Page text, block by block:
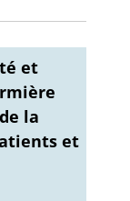
et
la
et